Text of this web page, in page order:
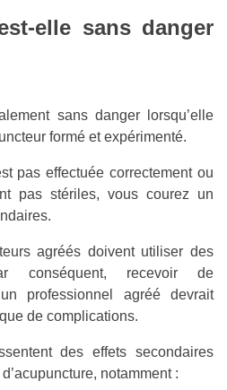
elle sans danger
sans danger lorsqu’elle
formé et expérimenté.
pas effectuée correctement ou
pas stériles, vous courez un
agréés doivent utiliser des
conséquent, recevoir de
professionnel agréé devrait
de complications.
des effets secondaires
notamment :